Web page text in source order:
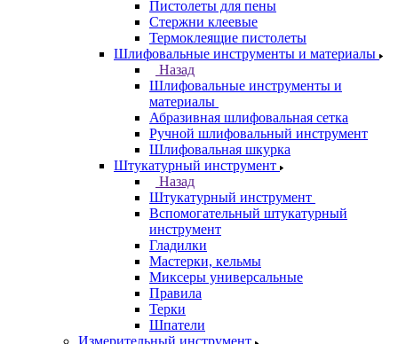
Пистолеты для пены
Стержни клеевые
Термоклеящие пистолеты
Шлифовальные инструменты и материалы
Назад
Шлифовальные инструменты и
материалы
Абразивная шлифовальная сетка
Ручной шлифовальный инструмент
Шлифовальная шкурка
Штукатурный инструмент
Назад
Штукатурный инструмент
Вспомогательный штукатурный
инструмент
Гладилки
Мастерки, кельмы
Миксеры универсальные
Правила
Терки
Шпатели
Измерительный инструмент